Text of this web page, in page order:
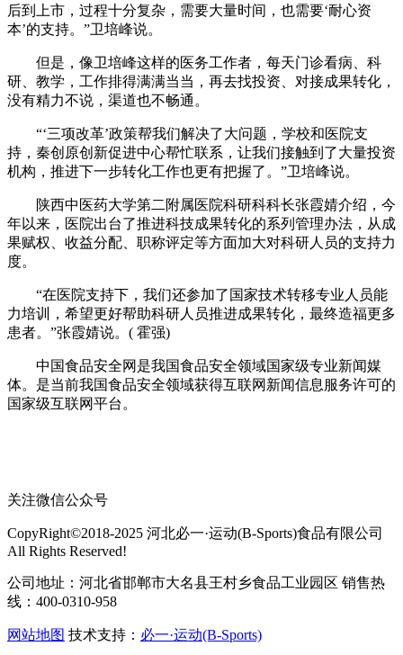
后到上市，过程十分复杂，需要大量时间，也需要‘耐心资
本’的支持。”卫培峰说。
但是，像卫培峰这样的医务工作者，每天门诊看病、科
研、教学，工作排得满满当当，再去找投资、对接成果转化，
没有精力不说，渠道也不畅通。
“‘三项改革’政策帮我们解决了大问题，学校和医院支
持，秦创原创新促进中心帮忙联系，让我们接触到了大量投资
机构，推进下一步转化工作也更有把握了。”卫培峰说。
陕西中医药大学第二附属医院科研科科长张霞婧介绍，今
年以来，医院出台了推进科技成果转化的系列管理办法，从成
果赋权、收益分配、职称评定等方面加大对科研人员的支持力
度。
“在医院支持下，我们还参加了国家技术转移专业人员能
力培训，希望更好帮助科研人员推进成果转化，最终造福更多
患者。”张霞婧说。( 霍强)
中国食品安全网是我国食品安全领域国家级专业新闻媒
体。是当前我国食品安全领域获得互联网新闻信息服务许可的
国家级互联网平台。
关注微信公众号
CopyRight©2018-2025 河北必一·运动(B-Sports)食品有限公司
All Rights Reserved!
公司地址：河北省邯郸市大名县王村乡食品工业园区 销售热
线：400-0310-958
网站地图 技术支持： 必一·运动(B-Sports)